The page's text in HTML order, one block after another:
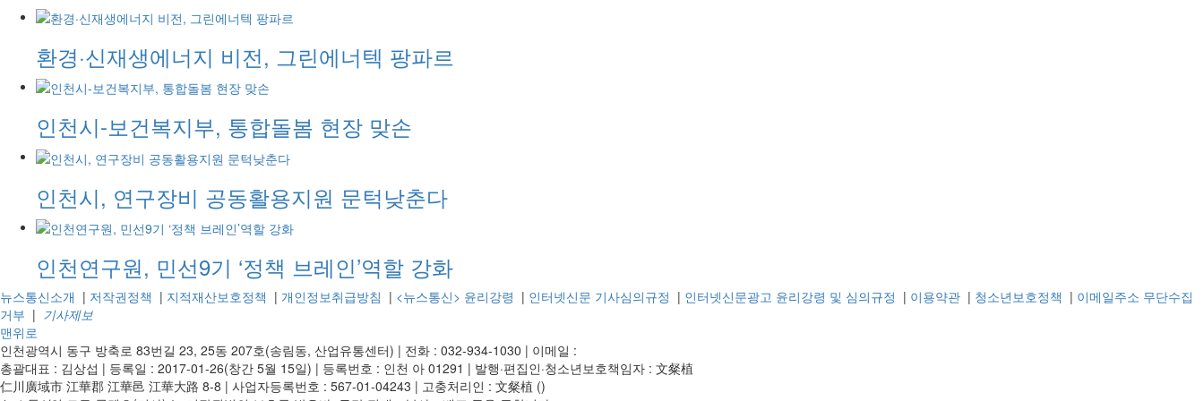
환경·신재생에너지 비전, 그린에너텍 팡파르
인천시-보건복지부, 통합돌봄 현장 맞손
인천시, 연구장비 공동활용지원 문턱낮춘다
인천연구원, 민선9기 ‘정책 브레인’역할 강화
뉴스통신소개 | 저작권정책 | 지적재산보호정책 | 개인정보취급방침 | <뉴스통신> 윤리강령 | 인터넷신문 기사심의규정 | 인터넷신문광고 윤리강령 및 심의규정 | 이용약관 | 청소년보호정책 | 이메일주소 무단수집
거부 | 기사제보
맨위로
인천광역시 동구 방축로 83번길 23, 25동 207호(송림동, 산업유통센터) | 전화 : 032-934-1030 | 이메일 :
총괄대표 : 김상섭 | 등록일 : 2017-01-26(창간 5월 15일) | 등록번호 : 인천 아 01291 | 발행·편집인·청소년보호책임자 : 文粲植
仁川廣域市 江華郡 江華邑 江華大路 8-8 | 사업자등록번호 : 567-01-04243 | 고충처리인 : 文粲植 ()